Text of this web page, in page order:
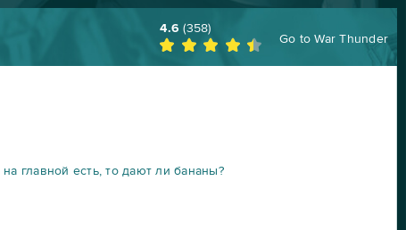
4.6 (358)
Go toWar Thunder
главной есть, то дают ли бананы?